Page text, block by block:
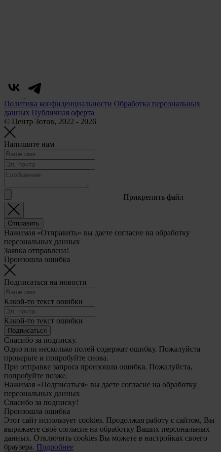
Политика конфиденциальности Обработка персональных
данных Публичная оферта
© Центр Зотов, 2022 - 2026
Напишите нам
Прикрепить файл
Отправить
Нажимая «Отправить» вы даете согласие на обработку
персональных данных
Заявка отправлена!
Произошла ошибка
Подписаться на новости
Какой-то текст ошибки
Какой-то текст ошибки
Подписаться
Спасибо за подписку.
Одно или несколько полей содержат ошибку. Пожалуйста
проверьте и попробуйте снова.
При отправке запроса произошла ошибка. Пожалуйста,
попробуйте позже.
Нажимая «Подписаться» вы даете согласие на обработку
персональных данных
Спасибо за подписку!
Произошла ошибка
Этот сайт использует cookies. Продолжая работу с сайтом, Вы
выражаете своё согласие на обработку Ваших персональных
данных. Отключить cookies Вы можете в настройках своего
браузера. Подробнее